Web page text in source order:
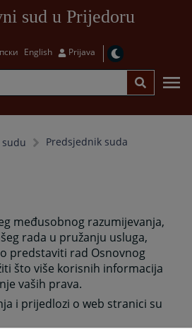
sud u Prijedoru
English Prijava
Predsjednik suda
međusobnog razumijevanja,
rada u pružanju usluga,
predstaviti rad Osnovnog
što više korisnih informacija
vaših prava.
i prijedlozi o web stranici su